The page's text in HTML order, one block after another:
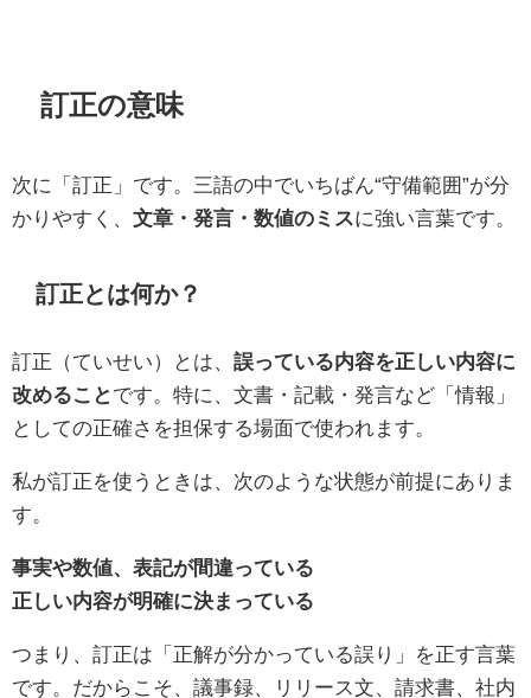
訂正の意味
次に「訂正」です。三語の中でいちばん“守備範囲”が分
かりやすく、 文章・発言・数値のミスに強い言葉です。
訂正とは何か？
訂正（ていせい）とは、 誤っている内容を正しい内容に
改めること です。特に、文書・記載・発言など「情報」
としての正確さを担保する場面で使われます。
私が訂正を使うときは、次のような状態が前提にありま
す。
事実や数値、表記が間違っている
正しい内容が明確に決まっている
つまり、訂正は「正解が分かっている誤り」を正す言葉
です。だからこそ、議事録、リリース文、請求書、社内